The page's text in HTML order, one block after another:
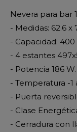
Nevera para bar
- Medidas: 62.6 x
- Capacidad: 400
- 4 estantes
- Potencia 186 W.
- Temperatura -1
- Puerta
- Clase
- Cerradura con